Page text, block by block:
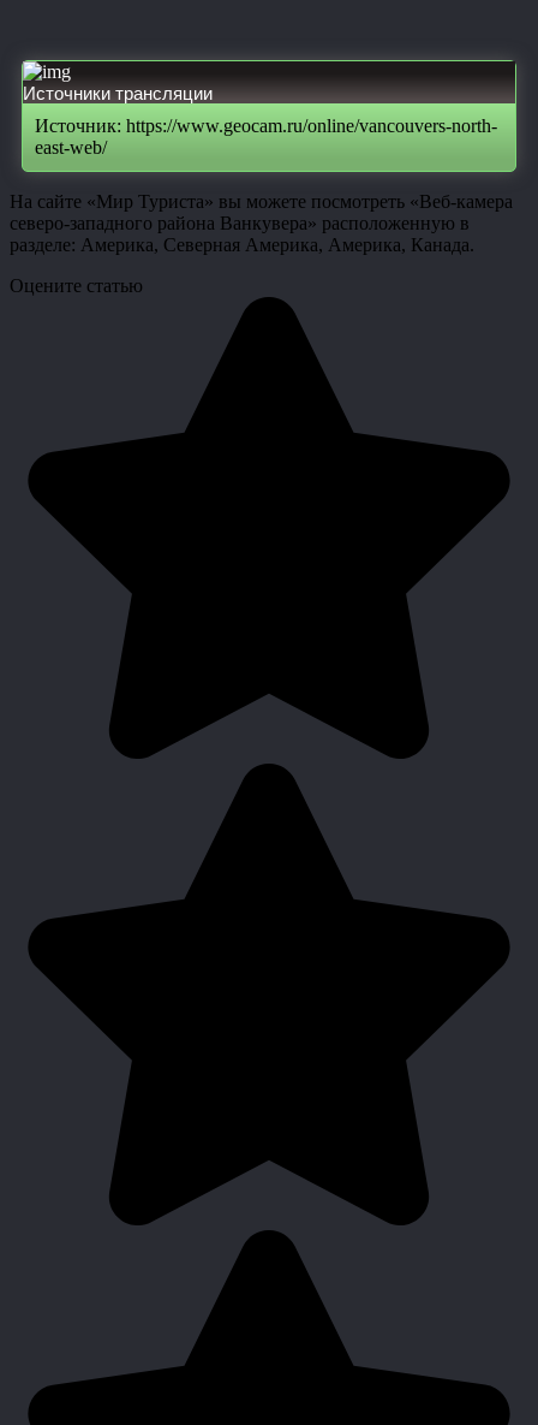
Источники трансляции
Источник: https://www.geocam.ru/online/vancouvers-north-
east-web/
На сайте «Мир Туриста» вы можете посмотреть «Веб-камера
северо-западного района Ванкувера» расположенную в
разделе: Америка, Северная Америка, Америка, Канада.
Оцените статью